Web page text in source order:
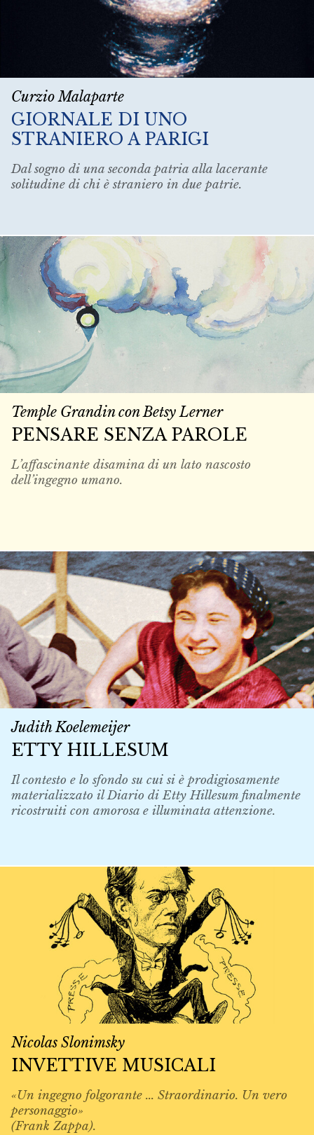
Curzio Malaparte
GIORNALE DI UNO
STRANIERO A PARIGI
Dal sogno di una seconda patria alla lacerante
solitudine di chi è straniero in due patrie.
Temple Grandin con Betsy Lerner
PENSARE SENZA PAROLE
L’affascinante disamina di un lato nascosto
dell’ingegno umano.
Judith Koelemeijer
ETTY HILLESUM
Il contesto e lo sfondo su cui si è prodigiosamente
materializzato il Diario di Etty Hillesum finalmente
ricostruiti con amorosa e illuminata attenzione.
Nicolas Slonimsky
INVETTIVE MUSICALI
«Un ingegno folgorante ... Straordinario. Un vero
personaggio»
(Frank Zappa).